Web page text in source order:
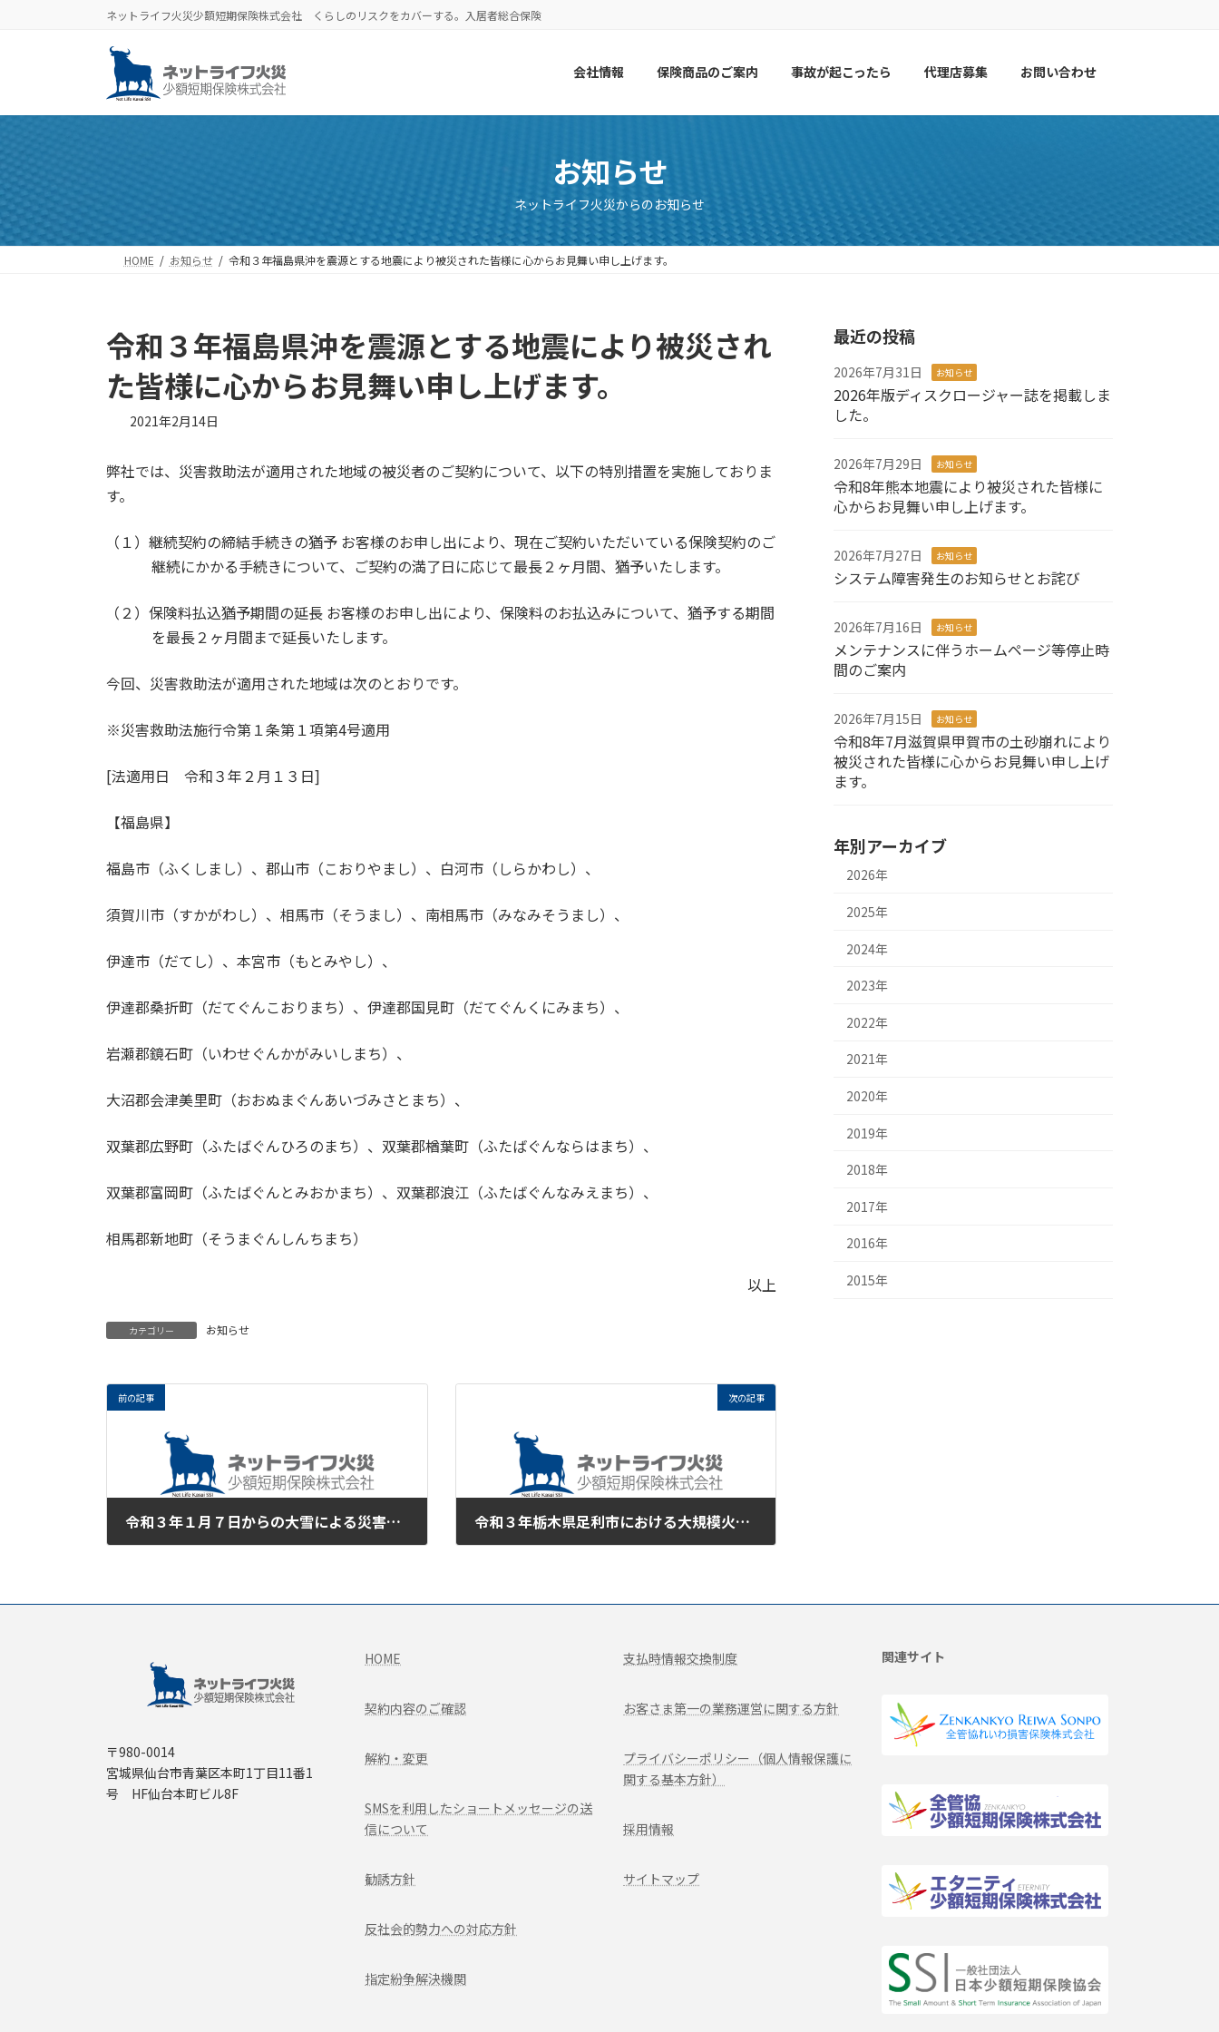
へ
キ
ッ
プ
ョ
に
移
動
ネットライフ火災少額短期保険株式会社 くらしのリスクをカバーする。入居者総合保険
会社情報 保険商品のご案内 事故が起こったら 代理店募集 お問い合わせ
お知らせ
ネットライフ火災からのお知らせ
HOME お知らせ 令和３年福島県沖を震源とする地震により被災された皆様に心からお見舞い申し上げます。
令和３年福島県沖を震源とする地震により被災され
た皆様に心からお見舞い申し上げます。
2021年2月14日
弊社では、災害救助法が適用された地域の被災者のご契約について、以下の特別措置を実施しておりま
す。
（１）継続契約の締結手続きの猶予 お客様のお申し出により、現在ご契約いただいている保険契約のご
継続にかかる手続きについて、ご契約の満了日に応じて最長２ヶ月間、猶予いたします。
（２）保険料払込猶予期間の延長 お客様のお申し出により、保険料のお払込みについて、猶予する期間
を最長２ヶ月間まで延長いたします。
今回、災害救助法が適用された地域は次のとおりです。
※災害救助法施行令第１条第１項第4号適用
[法適用日 令和３年２月１３日]
【福島県】
福島市（ふくしまし）、郡山市（こおりやまし）、白河市（しらかわし）、
須賀川市（すかがわし）、相馬市（そうまし）、南相馬市（みなみそうまし）、
伊達市（だてし）、本宮市（もとみやし）、
伊達郡桑折町（だてぐんこおりまち）、伊達郡国見町（だてぐんくにみまち）、
岩瀬郡鏡石町（いわせぐんかがみいしまち）、
大沼郡会津美里町（おおぬまぐんあいづみさとまち）、
双葉郡広野町（ふたばぐんひろのまち）、双葉郡楢葉町（ふたばぐんならはまち）、
双葉郡富岡町（ふたばぐんとみおかまち）、双葉郡浪江（ふたばぐんなみえまち）、
相馬郡新地町（そうまぐんしんちまち）
以上
カテゴリー お知らせ
前の記事
令和３年１月７日からの大雪による災害により被災された皆様に心からお見舞い申し上げます。
次の記事
令和３年栃木県足利市における大規模火災により被災された皆様に心からお見舞い申し上げます。
最近の投稿
2026年7月31日 お知らせ
2026年版ディスクロージャー誌を掲載しま
した。
2026年7月29日 お知らせ
令和8年熊本地震により被災された皆様に
心からお見舞い申し上げます。
2026年7月27日 お知らせ
システム障害発生のお知らせとお詫び
2026年7月16日 お知らせ
メンテナンスに伴うホームページ等停止時
間のご案内
2026年7月15日 お知らせ
令和8年7月滋賀県甲賀市の土砂崩れにより
被災された皆様に心からお見舞い申し上げ
ます。
年別アーカイブ
2026年
2025年
2024年
2023年
2022年
2021年
2020年
2019年
2018年
2017年
2016年
2015年
〒980-0014
宮城県仙台市青葉区本町1丁目11番1
号 HF仙台本町ビル8F
HOME
契約内容のご確認
解約・変更
SMSを利用したショートメッセージの送
信について
勧誘方針
反社会的勢力への対応方針
指定紛争解決機関
支払時情報交換制度
お客さま第一の業務運営に関する方針
プライバシーポリシー（個人情報保護に
関する基本方針）
採用情報
サイトマップ
関連サイト